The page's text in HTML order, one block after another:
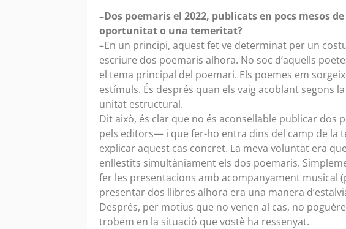
–Dos poemaris el 2022, publicats en pocs mesos
oportunitat o una temeritat?
–En un principi, aquest fet ve determinat per un
escriure dos poemaris alhora. No soc d’aquells
el tema principal del poemari. Els poemes em
estímuls. És després quan els vaig acoblant segons
unitat estructural.
Dit això, és clar que no és aconsellable publicar dos
pels editors— i que fer-ho entra dins del camp de la
explicar aquest cas concret. La meva voluntat era
enllestits simultàniament els dos poemaris.
fer les presentacions amb acompanyament musical
presentar dos llibres alhora era una manera
Després, per motius que no venen al cas, no
trobem en la situació que vostè ha ressenyat.